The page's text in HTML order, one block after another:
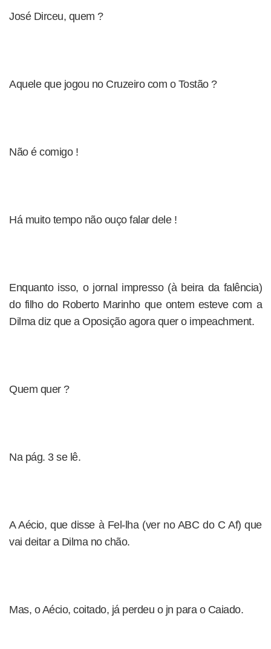
José Dirceu, quem ?
Aquele que jogou no Cruzeiro com o Tostão ?
Não é comigo !
Há muito tempo não ouço falar dele !
Enquanto isso, o jornal impresso (à beira da falência)
do filho do Roberto Marinho que ontem esteve com a
Dilma diz que a Oposição agora quer o impeachment.
Quem quer ?
Na pág. 3 se lê.
A Aécio, que disse à Fel-lha (ver no ABC do C Af) que
vai deitar a Dilma no chão.
Mas, o Aécio, coitado, já perdeu o jn para o Caiado.